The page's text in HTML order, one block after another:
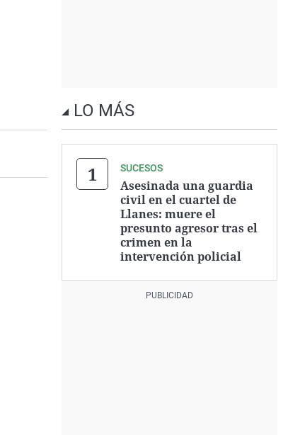
LO MÁS
SUCESOS
Asesinada una guardia
civil en el cuartel de
Llanes: muere el
presunto agresor tras el
crimen en la
intervención policial